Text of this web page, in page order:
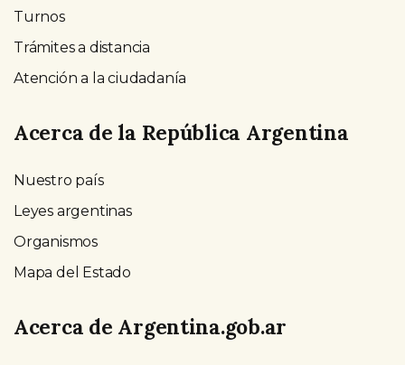
Turnos
Trámites a distancia
Atención a la ciudadanía
Acerca de la República Argentina
Nuestro país
Leyes argentinas
Organismos
Mapa del Estado
Acerca de Argentina.gob.ar